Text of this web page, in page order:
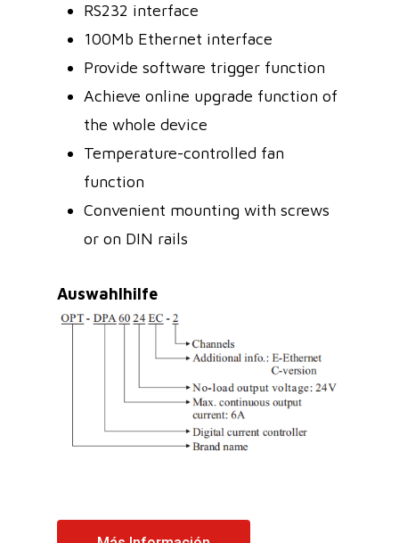
RS232 interface
100Mb Ethernet interface
Provide software trigger function
Achieve online upgrade function of
the whole device
Temperature-controlled fan
function
Convenient mounting with screws
or on DIN rails
Auswahlhilfe